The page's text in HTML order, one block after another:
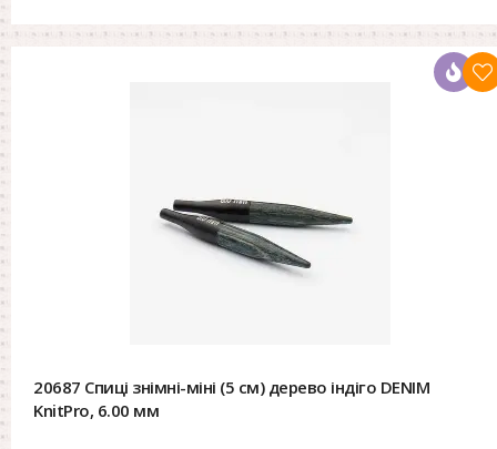
20687 Спиці знімні-міні (5 см) дерево індіго DENIM
KnitPro, 6.00 мм